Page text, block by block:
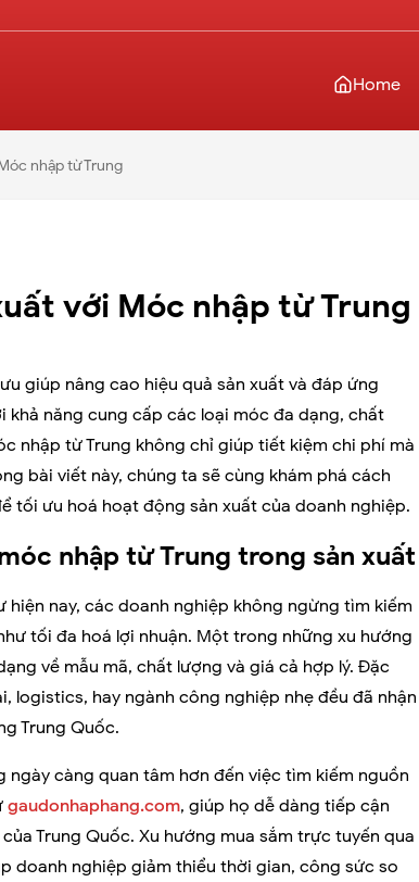
Home
nhập từ Trung
với Móc nhập từ Trung
giúp nâng cao hiệu quả sản xuất và đáp ứng
khả năng cung cấp các loại móc đa dạng, chất
nhập từ Trung không chỉ giúp tiết kiệm chi phí mà
bài viết này, chúng ta sẽ cùng khám phá cách
tối ưu hoá hoạt động sản xuất của doanh nghiệp.
nhập từ Trung trong sản xuất
nay, các doanh nghiệp không ngừng tìm kiếm
tối đa hoá lợi nhuận. Một trong những xu hướng
về mẫu mã, chất lượng và giá cả hợp lý. Đặc
logistics, hay ngành công nghiệp nhẹ đều đã nhận
Trung Quốc.
ngày càng quan tâm hơn đến việc tìm kiếm nguồn
gaudonhaphang.com, giúp họ dễ dàng tiếp cận
Trung Quốc. Xu hướng mua sắm trực tuyến qua
doanh nghiệp giảm thiểu thời gian, công sức so